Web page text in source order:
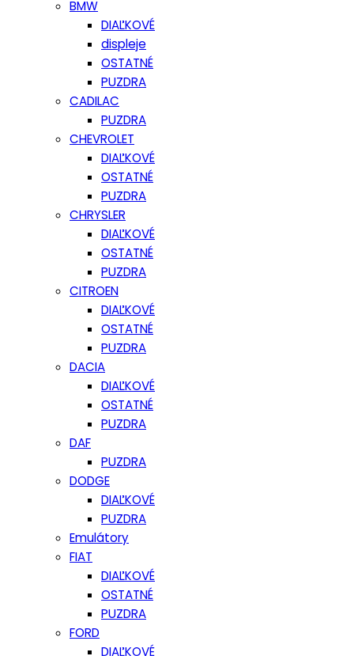
BMW
DIAĽKOVÉ
displeje
OSTATNÉ
PUZDRA
CADILAC
PUZDRA
CHEVROLET
DIAĽKOVÉ
OSTATNÉ
PUZDRA
CHRYSLER
DIAĽKOVÉ
OSTATNÉ
PUZDRA
CITROEN
DIAĽKOVÉ
OSTATNÉ
PUZDRA
DACIA
DIAĽKOVÉ
OSTATNÉ
PUZDRA
DAF
PUZDRA
DODGE
DIAĽKOVÉ
PUZDRA
Emulátory
FIAT
DIAĽKOVÉ
OSTATNÉ
PUZDRA
FORD
DIAĽKOVÉ